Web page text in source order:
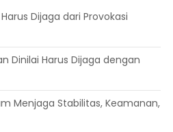
Dijaga dari Provokasi
Dinilai Harus Dijaga dengan
Menjaga Stabilitas, Keamanan,